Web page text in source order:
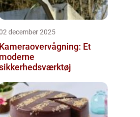
december 2025
Kameraovervågning: Et
moderne